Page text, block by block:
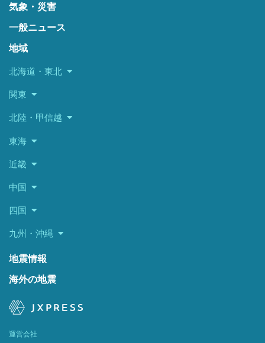
気象・災害
一般ニュース
地域
北海道・東北
関東
北陸・甲信越
東海
近畿
中国
四国
九州・沖縄
地震情報
海外の地震
運営会社